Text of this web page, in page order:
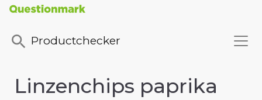
Productchecker
Linzenchips paprika